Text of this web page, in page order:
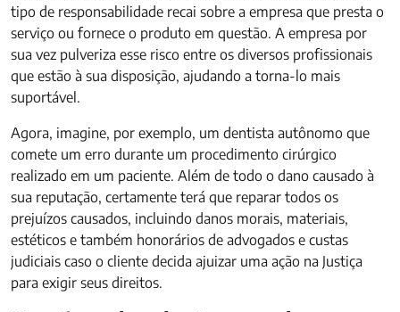
tipo de responsabilidade recai sobre a empresa que presta o
serviço ou fornece o produto em questão. A empresa por
sua vez pulveriza esse risco entre os diversos profissionais
que estão à sua disposição, ajudando a torna-lo mais
suportável.
Agora, imagine, por exemplo, um dentista autônomo que
comete um erro durante um procedimento cirúrgico
realizado em um paciente. Além de todo o dano causado à
sua reputação, certamente terá que reparar todos os
prejuízos causados, incluindo danos morais, materiais,
estéticos e também honorários de advogados e custas
judiciais caso o cliente decida ajuizar uma ação na Justiça
para exigir seus direitos.